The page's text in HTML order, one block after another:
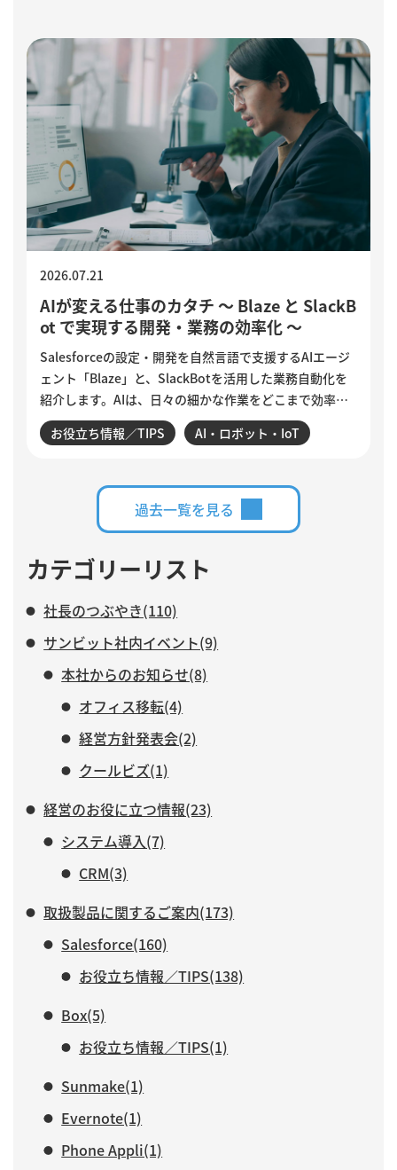
AIが変える仕事のカタチ ～ Blaze と SlackB
ot で実現する開発・業務の効率化 ～
2026.07.21
Salesforceの設定・開発を自然言語で支援するAIエージ
ェント「Blaze」と、SlackBotを活用した業務自動化を
紹介します。AIは、日々の細かな作業をどこまで効率化
できるのでしょうか。設定変更やデータ確認、商談分
析、活動登録漏れの検知・入力など、サンビットで実際
業務と、人がより力を注ぐべき仕事について紹介しま
お役立ち情報／TIPS AI・ロボット・IoT
過去一覧を見る
カテゴリーリスト
社長のつぶやき(110)
サンビット社内イベント(9)
本社からのお知らせ(8)
オフィス移転(4)
経営方針発表会(2)
クールビズ(1)
経営のお役に立つ情報(23)
システム導入(7)
CRM(3)
取扱製品に関するご案内(173)
Salesforce(160)
お役立ち情報／TIPS(138)
Box(5)
お役立ち情報／TIPS(1)
Sunmake(1)
Evernote(1)
Phone Appli(1)